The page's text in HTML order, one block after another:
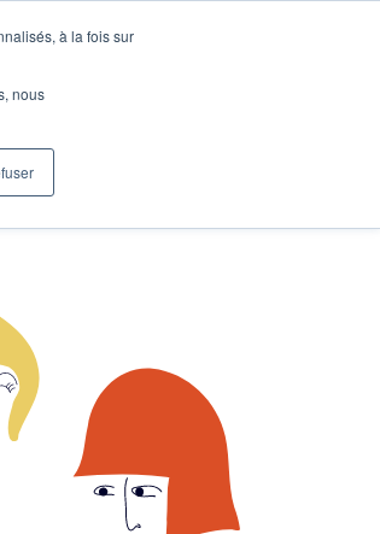
à la fois sur
nous
Je découvre les ateliers